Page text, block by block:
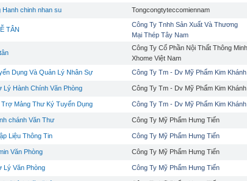
Hanh chinh nhan su Tongcongtyteccomiennam
TÂN
Công Ty Tnhh Sản Xuất Và Thương
Mại Thép Tây Nam
Công Ty Cổ Phần Nội Thất Thông Minh
Xhome Việt Nam
Dụng Và Quản Lý Nhân Sự Công Ty Tm - Dv Mỹ Phẩm Kim Khánh
Lý Hành Chính Văn Phòng Công Ty Tm - Dv Mỹ Phẩm Kim Khánh
Trợ Mảng Thư Ký Tuyển Dụng Công Ty Tm - Dv Mỹ Phẩm Kim Khánh
chánh Văn Thư Công Ty Mỹ Phẩm Hưng Tiến
Liệu Thông Tin Công Ty Mỹ Phẩm Hưng Tiến
Văn Phòng Công Ty Mỹ Phẩm Hưng Tiến
Lý Văn Phòng Công Ty Mỹ Phẩm Hưng Tiến